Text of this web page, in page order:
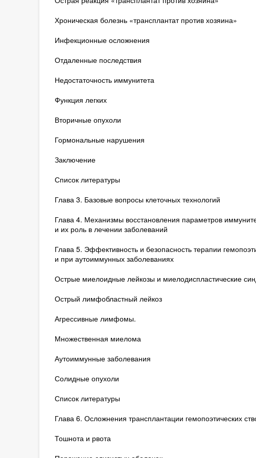
Хроническая болезнь «трансплантат против хозяина»
Инфекционные осложнения
Отдаленные последствия
Недостаточность иммунитета
Функция легких
Вторичные опухоли
Гормональные нарушения
Заключение
Список литературы
Глава 3. Базовые вопросы клеточных технологий
Глава 4. Механизмы восстановления параметров
и их роль в лечении заболеваний
Глава 5. Эффективность и безопасность терапии
и при аутоиммунных заболеваниях
Острые миелоидные лейкозы и миелодиспластические
Острый лимфобластный лейкоз
Агрессивные лимфомы.
Множественная миелома
Аутоиммунные заболевания
Солидные опухоли
Список литературы
Глава 6. Осложнения трансплантации гемопоэтических
Тошнота и рвота